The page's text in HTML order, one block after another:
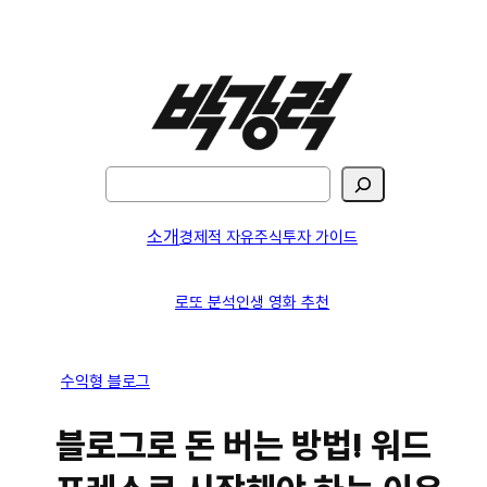
검
색
소개경제적 자유주식투자 가이드
로또 분석인생 영화 추천
수익형 블로그
블로그로 돈 버는 방법! 워드